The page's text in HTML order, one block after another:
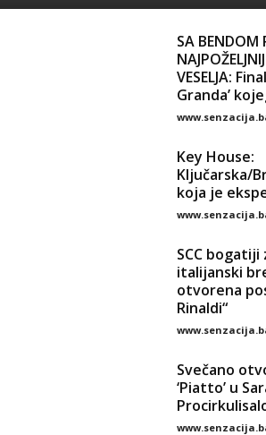
SA BENDOM
VESELJA:
Granda’
Key House:
Ključarska/
koja je
SCC bogatiji
italijanski
otvorena
Rinaldi“
Svečano
‘Piatto’ u